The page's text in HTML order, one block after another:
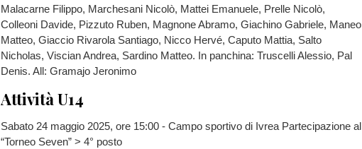
Malacarne Filippo, Marchesani Nicolò, Mattei Emanuele, Prelle Nicolò,
Colleoni Davide, Pizzuto Ruben, Magnone Abramo, Giachino Gabriele, Maneo
Matteo, Giaccio Rivarola Santiago, Nicco Hervé, Caputo Mattia, Salto
Nicholas, Viscian Andrea, Sardino Matteo. In panchina: Truscelli Alessio, Pal
Denis. All: Gramajo Jeronimo
Attività U14
Sabato 24 maggio 2025, ore 15:00 - Campo sportivo di Ivrea Partecipazione al
“Torneo Seven” > 4° posto